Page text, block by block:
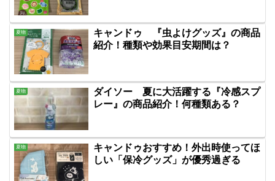
夏物
キャンドゥ 『虫よけグッズ』の商品
紹介！種類や効果目安期間は？
夏物
ダイソー 夏に大活躍する『冷感スプ
レー』の商品紹介！何種類ある？
夏物
キャンドゥおすすめ！外出時使ってほ
しい「保冷グッズ」が優秀過ぎる